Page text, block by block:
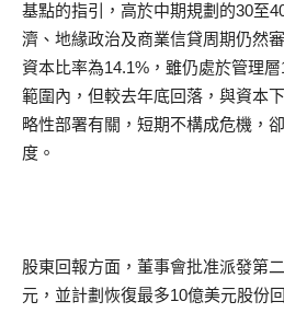
基點的指引，高於中期規劃的30至
濟、地緣政治及商業信貸周期仍然
資本比率為14.1%，雖仍處於管理
範圍內，但較去年底回落，與資本
略性部署有關，短期不構成危機，
度。
股東回報方面，董事會批准派發第
元，並計劃恢復最多10億美元股份